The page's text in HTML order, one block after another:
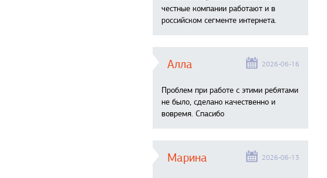
честные компании работают и в
российском сегменте интернета.
Алла 2026-06-16
Проблем при работе с этими ребятами
не было, сделано качественно и
вовремя. Спасибо
Марина 2026-06-13